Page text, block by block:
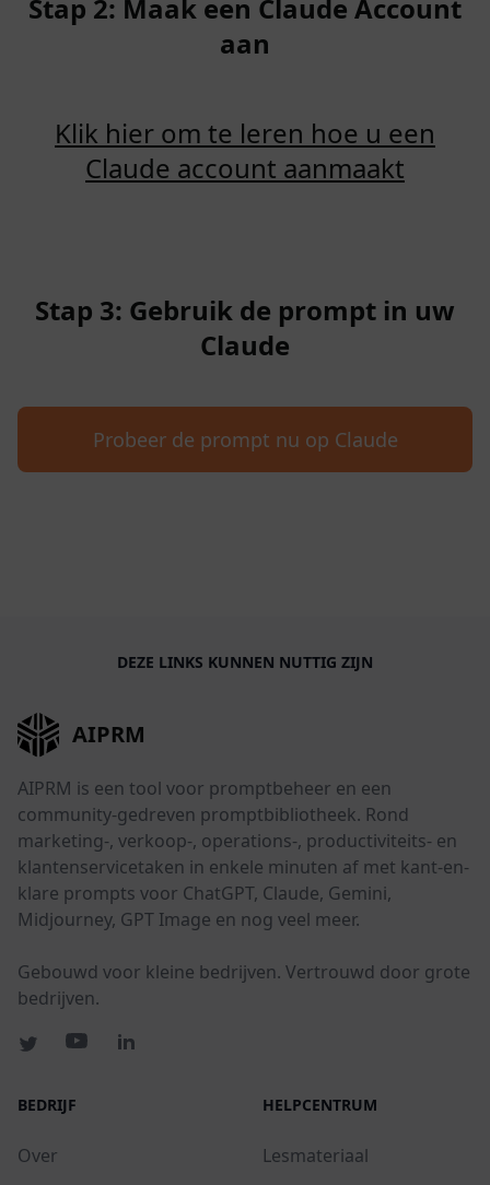
Stap 2: Maak een Claude Account
aan
Klik hier om te leren hoe u een
Claude account aanmaakt
Stap 3: Gebruik de prompt in uw
Claude
Probeer de prompt nu op Claude
DEZE LINKS KUNNEN NUTTIG ZIJN
AIPRM
AIPRM is een tool voor promptbeheer en een
community-gedreven promptbibliotheek. Rond
marketing-, verkoop-, operations-, productiviteits- en
klantenservicetaken in enkele minuten af met kant-en-
klare prompts voor ChatGPT, Claude, Gemini,
Midjourney, GPT Image en nog veel meer.
Gebouwd voor kleine bedrijven. Vertrouwd door grote
bedrijven.
BEDRIJF
Over
HELPCENTRUM
Lesmateriaal